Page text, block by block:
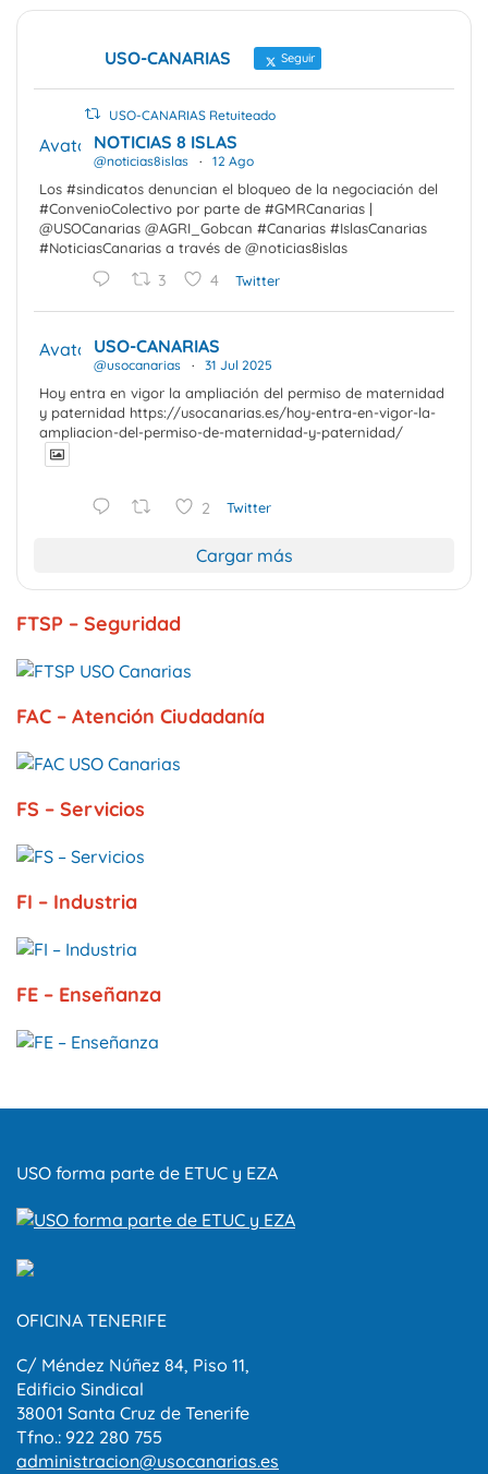
USO-CANARIAS Seguir
USO-CANARIAS Retuiteado
Avatar NOTICIAS 8 ISLAS
@noticias8islas · 12 Ago
Los #sindicatos denuncian el bloqueo de la negociación del
#ConvenioColectivo por parte de #GMRCanarias |
@USOCanarias @AGRI_Gobcan #Canarias #IslasCanarias
#NoticiasCanarias a través de @noticias8islas
3 4 Twitter
Avatar USO-CANARIAS
@usocanarias · 31 Jul 2025
Hoy entra en vigor la ampliación del permiso de maternidad
y paternidad https://usocanarias.es/hoy-entra-en-vigor-la-
ampliacion-del-permiso-de-maternidad-y-paternidad/
2 Twitter
Cargar más
FTSP – Seguridad
FAC – Atención Ciudadanía
FS – Servicios
FI – Industria
FE – Enseñanza
USO forma parte de ETUC y EZA
OFICINA TENERIFE
C/ Méndez Núñez 84, Piso 11,
Edificio Sindical
38001 Santa Cruz de Tenerife
Tfno.: 922 280 755
administracion@usocanarias.es